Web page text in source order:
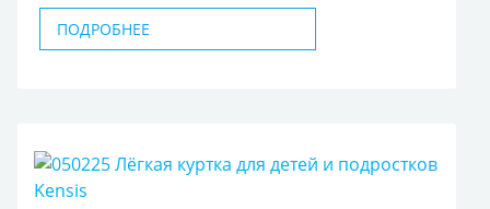
ПОДРОБНЕЕ